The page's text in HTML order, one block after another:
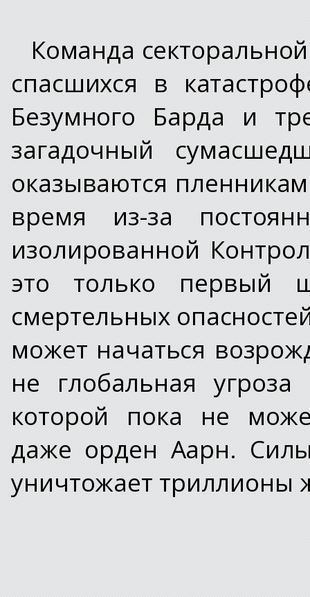
Команда
спасшихся в
Безумного Барда и
загадочный
оказываются
время из-за
изолированной
это только первый
смертельных
может начаться
не глобальная
которой пока не
даже орден Аарн.
уничтожает триллионы